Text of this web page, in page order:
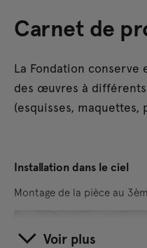
Carnet de
La Fondation conserve
des œuvres à
(esquisses, maquettes,
Installation dans le ciel
Montage de la pièce au
Voir plus